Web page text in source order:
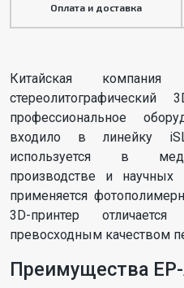
Оплата и доставка
Китайская компания
стереолитографический
профессиональное
входило в линейку
используется в
производстве и научных
применяется
3D-принтер
превосходным качеством
Преимущества